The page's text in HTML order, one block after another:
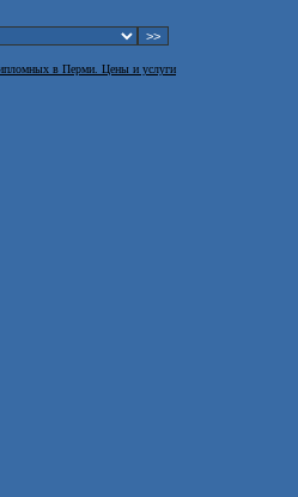
в Перми. Цены и услуги